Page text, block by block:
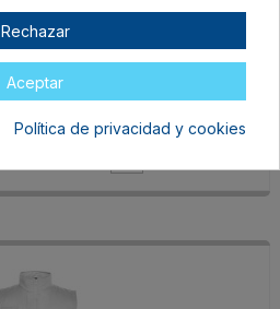
M
En stock
26,43 €
Rechazar
Aceptar
Política de privacidad y cookies